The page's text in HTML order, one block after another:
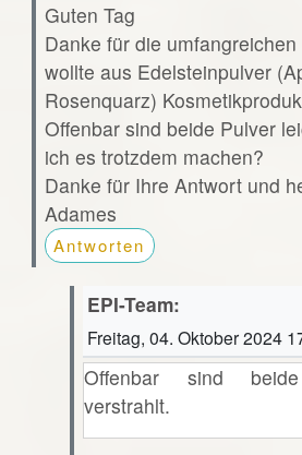
Guten Tag
Danke für die
wollte aus Edelsteinpulver
Rosenquarz)
Offenbar sind beide Pulver
ich es trotzdem machen?
Danke für Ihre Antwort und
Adames
Antworten
EPI-Team:
Freitag, 04. Oktober 2024
Offenbar sind
verstrahlt.